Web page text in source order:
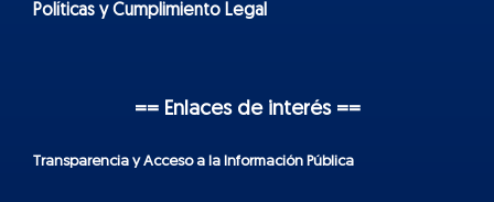
Políticas y Cumplimiento Legal
== Enlaces de interés ==
Transparencia y Acceso a la Información Pública